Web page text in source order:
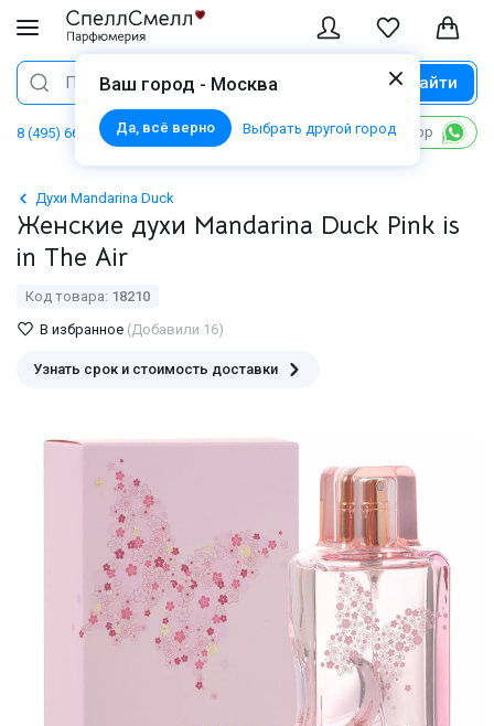
Ваш город - Москва
Да, всё верно Выбрать другой город
Поиск Найти
8 (495) 668 06 02 Написать в WhatsApp
Духи Mandarina Duck
Женские духи Mandarina Duck Pink is
in The Air
Код товара: 18210
В избранное (Добавили 16)
Узнать срок и стоимость доставки